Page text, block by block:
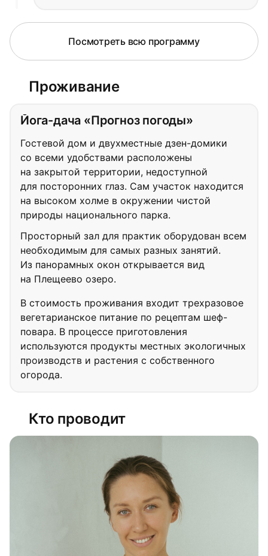
Посмотреть всю программу
Проживание
Йога-дача «Прогноз погоды»
Гостевой дом и двухместные дзен-домики
со всеми удобствами расположены
на закрытой территории, недоступной
для посторонних глаз. Сам участок находится
на высоком холме в окружении чистой
природы национального парка.
Просторный зал для практик оборудован всем
необходимым для самых разных занятий.
Из панорамных окон открывается вид
на Плещеево озеро.
В стоимость проживания входит трехразовое
вегетарианское питание по рецептам шеф-
повара. В процессе приготовления
используются продукты местных экологичных
производств и растения с собственного
огорода.
Кто проводит